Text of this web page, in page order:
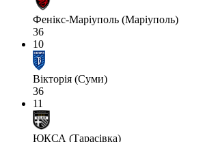
Фенікс-Маріуполь (Маріуполь)
36
10
Вікторія (Суми)
36
11
ЮКСА (Тарасівка)